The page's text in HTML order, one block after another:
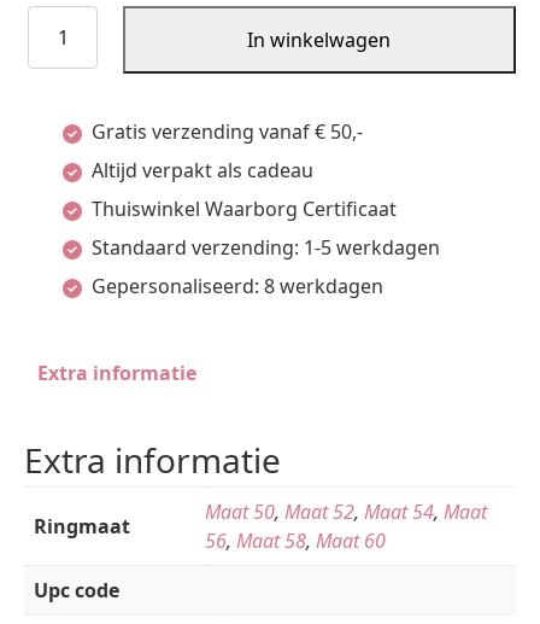
Ring
geelgoud
saffier
aantal
In winkelwagen
Gratis verzending vanaf € 50,-
Altijd verpakt als cadeau
Thuiswinkel Waarborg Certificaat
Standaard verzending: 1-5 werkdagen
Gepersonaliseerd: 8 werkdagen
Extra informatie
Extra informatie
Ringmaat
Maat 50, Maat 52, Maat 54, Maat
56, Maat 58, Maat 60
Upc code